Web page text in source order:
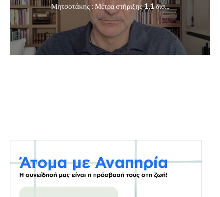
Μητσοτάκης : Μέτρα στήριξης 1,1 δισ...